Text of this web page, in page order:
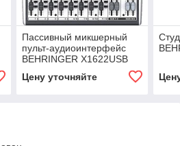
Пассивный микшерный
пульт-аудиоинтерфейс
BEHRINGER X1622USB
Цену уточняйте